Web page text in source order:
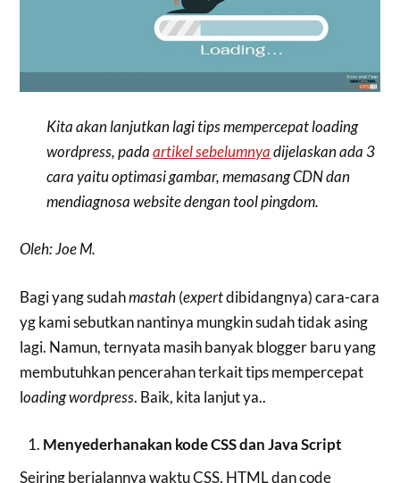
Kita akan lanjutkan lagi tips mempercepat loading
wordpress, padaartikel sebelumnyadijelaskan ada 3
cara yaitu optimasi gambar, memasang CDN dan
mendiagnosa website dengan tool pingdom.
Oleh: Joe M.
Bagi yang sudahmastah(expertdibidangnya) cara-cara
yg kami sebutkan nantinya mungkin sudah tidak asing
lagi. Namun, ternyata masih banyak blogger baru yang
membutuhkan pencerahan terkait tips mempercepat
loading wordpress. Baik, kita lanjut ya..
Menyederhanakan kode CSS dan Java Script
Seiring berjalannya waktu CSS, HTML dan code